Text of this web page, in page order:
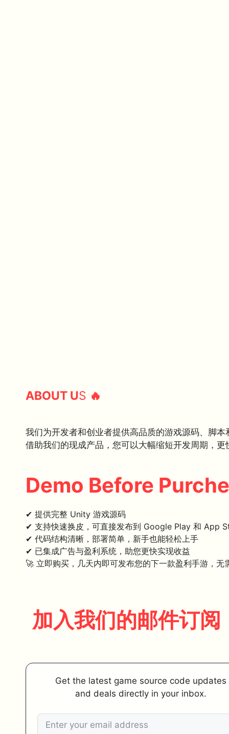
ABOUT US 🔥
我们为开发者和创业者提供高品质的游戏源码、脚
借助我们的现成产品，您可以大幅缩短开发周期，
Demo Before
✔ 提供完整 Unity 游戏源码
✔ 支持快速换皮，可直接发布到 Google Play 和 App
✔ 代码结构清晰，部署简单，新手也能轻松上手
✔ 已集成广告与盈利系统，助您更快实现收益
🚀 立即购买，几天内即可发布您的下一款盈利手游，无
加入我们的邮件订阅
Get the latest game source code updates
and deals directly in your inbox.